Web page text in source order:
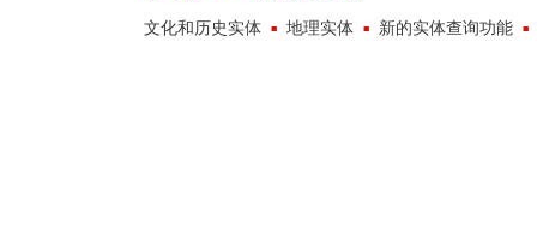
文化和历史实体 地理实体 新的实体查询功能